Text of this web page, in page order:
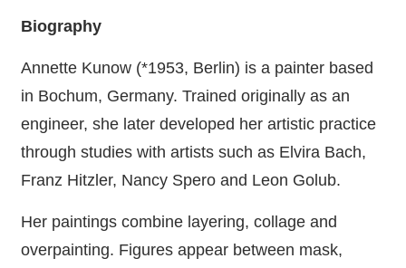
Biography
Annette Kunow (*1953, Berlin) is a painter based
in Bochum, Germany. Trained originally as an
engineer, she later developed her artistic practice
through studies with artists such as Elvira Bach,
Franz Hitzler, Nancy Spero and Leon Golub.
Her paintings combine layering, collage and
overpainting. Figures appear between mask,